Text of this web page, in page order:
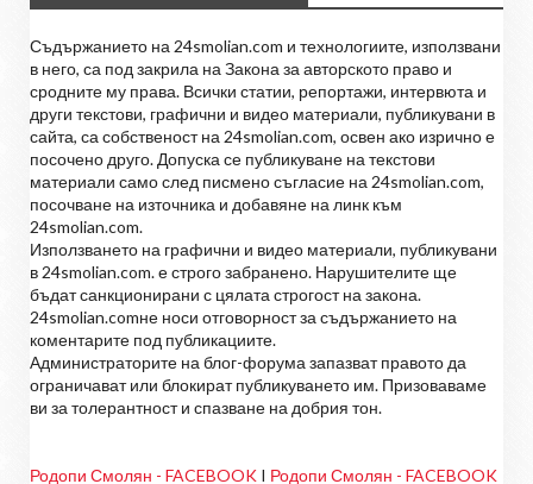
Съдържанието на 24smolian.com и технологиите, използвани
в него, са под закрила на Закона за авторското право и
сродните му права. Всички статии, репортажи, интервюта и
други текстови, графични и видео материали, публикувани в
сайта, са собственост на 24smolian.com, освен ако изрично е
посочено друго. Допуска се публикуване на текстови
материали само след писмено съгласие на 24smolian.com,
посочване на източника и добавяне на линк към
24smolian.com.
Използването на графични и видео материали, публикувани
в 24smolian.com. е строго забранено. Нарушителите ще
бъдат санкционирани с цялата строгост на закона.
24smolian.comне носи отговорност за съдържанието на
коментарите под публикациите.
Администраторите на блог-форума запазват правото да
ограничават или блокират публикуването им. Призоваваме
ви за толерантност и спазване на добрия тон.
Родопи Смолян - FACEBOOK I Родопи Смолян - FACEBOOK